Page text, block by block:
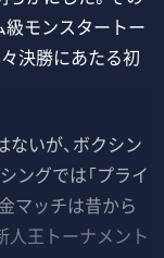
級モンスタートー
決勝にあたる初
ないが、ボクシン
ングでは「プライ
マッチは昔から
人王トーナメント